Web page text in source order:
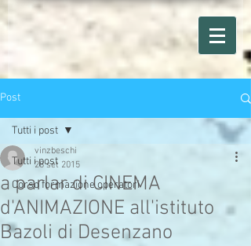
Post
Tutti i post
Corso formazione operatori
Tutti i post
a parlar di CINEMA
d'ANIMAZIONE all'istituto
Bazoli di Desenzano
vinzbeschi
28 set 2015